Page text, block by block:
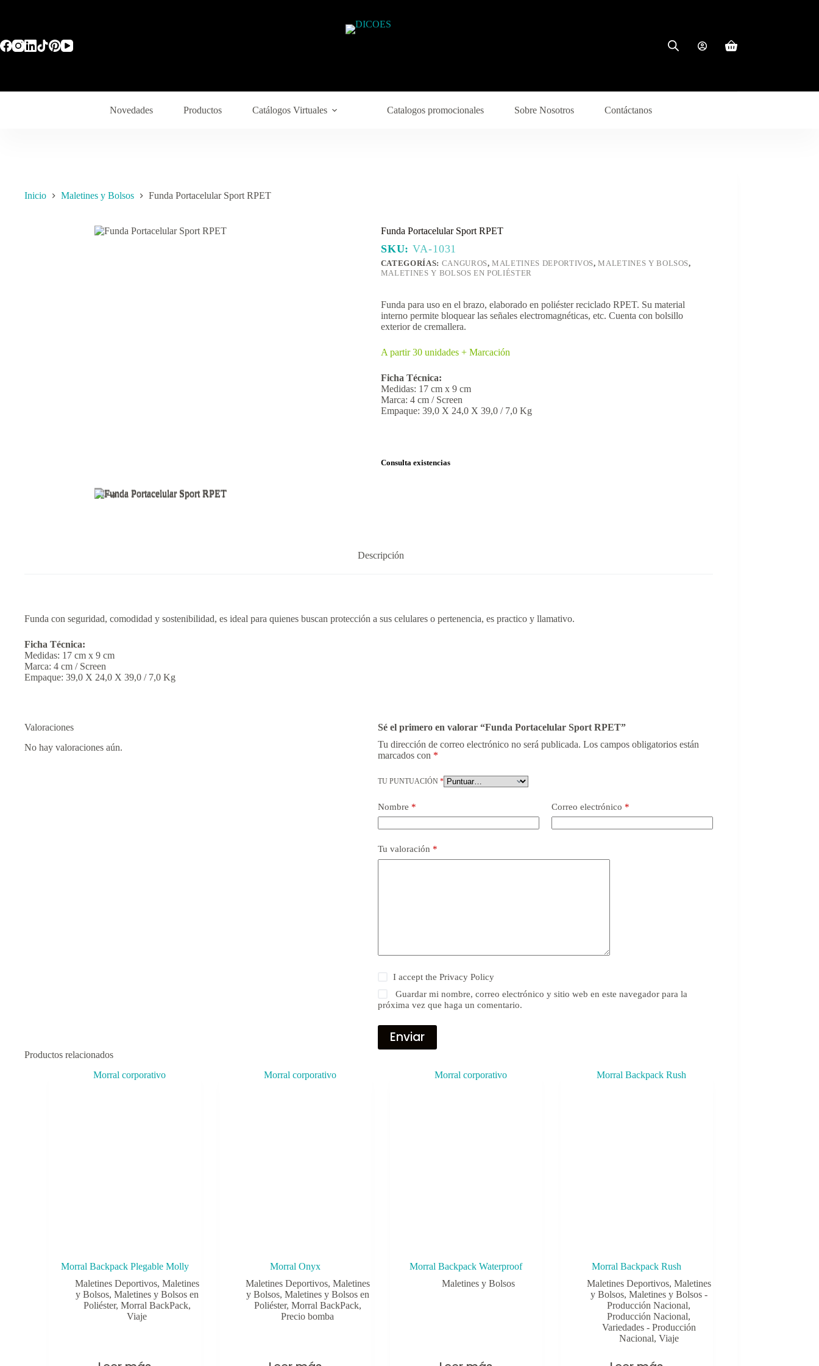
Carro
Novedades Productos Catálogos Virtuales Catalogos promocionales Sobre Nosotros Contáctanos
Inicio Maletines y Bolsos Funda Portacelular Sport RPET
Funda Portacelular Sport RPET
SKU:VA-1031
CATEGORÍAS: CANGUROS,MALETINES DEPORTIVOS,MALETINES Y BOLSOS,
MALETINES Y BOLSOS EN POLIÉSTER
Funda para uso en el brazo, elaborado en poliéster reciclado RPET. Su material
interno permite bloquear las señales electromagnéticas, etc. Cuenta con bolsillo
exterior de cremallera.
A partir 30 unidades + Marcación
Ficha Técnica:
Medidas: 17 cm x 9 cm
Marca: 4 cm / Screen
Empaque: 39,0 X 24,0 X 39,0 / 7,0 Kg
Consulta existencias
Descripción
Funda con seguridad, comodidad y sostenibilidad, es ideal para quienes buscan protección a sus celulares o pertenencia, es practico y llamativo.
Ficha Técnica:
Medidas: 17 cm x 9 cm
Marca: 4 cm / Screen
Empaque: 39,0 X 24,0 X 39,0 / 7,0 Kg
Valoraciones
No hay valoraciones aún.
Sé el primero en valorar “Funda Portacelular Sport RPET”
Tu dirección de correo electrónico no será publicada. Los campos obligatorios están
marcados con *
TU PUNTUACIÓN *
Nombre * Correo electrónico *
Tu valoración *
I accept the Privacy Policy
Guardar mi nombre, correo electrónico y sitio web en este navegador para la
próxima vez que haga un comentario.
Enviar
Productos relacionados
Morral Backpack Plegable Molly
Maletines Deportivos, Maletines
y Bolsos, Maletines y Bolsos en
Poliéster, Morral BackPack,
Viaje
Morral Onyx
Maletines Deportivos, Maletines
y Bolsos, Maletines y Bolsos en
Poliéster, Morral BackPack,
Precio bomba
Morral Backpack Waterproof
Maletines y Bolsos
Morral Backpack Rush
Maletines Deportivos, Maletines
y Bolsos, Maletines y Bolsos -
Producción Nacional,
Producción Nacional,
Variedades - Producción
Nacional, Viaje